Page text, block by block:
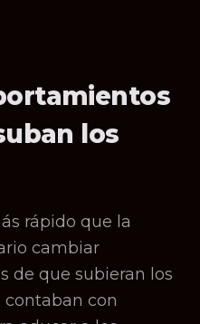
los
rápido que la
cambiar
de que subieran los
contaban con